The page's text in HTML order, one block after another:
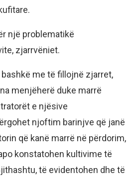
një problematikë
zjarrvëniet.
bashkë me të fillojnë zjarret,
menjëherë duke marrë
e njësive
njoftim barinjve që janë
që kanë marrë në përdorim,
konstatohen kultivime të
të evidentohen dhe të